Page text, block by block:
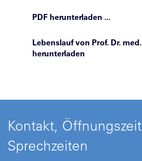
PDF herunterladen ...
Lebenslauf von Prof. Dr.
herunterladen
Kontakt,
Sprechzeiten